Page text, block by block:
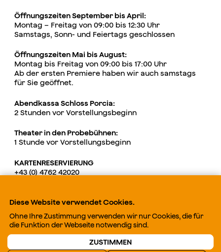
Öffnungszeiten September bis April:
Montag – Freitag von 09:00 bis 12:30 Uhr
Samstags, Sonn- und Feiertags geschlossen
Öffnungszeiten Mai bis August:
Montag bis Freitag von 09:00 bis 17:00 Uhr
Ab der ersten Premiere haben wir auch samstags
für Sie geöffnet.
Abendkassa Schloss Porcia:
2 Stunden vor Vorstellungsbeginn
Theater in den Probebühnen:
1 Stunde vor Vorstellungsbeginn
KARTENRESERVIERUNG
+43 (0) 4762 42020
Bei besonderen Bedürfnissen melden Sie sich bitte
Vorstellungsdienst, wir unterstützen Sie gerne
Diese Website verwendet Cookies.
Ohne Ihre Zustimmung verwenden wir nur Cookies, die für
die Funktion der Webseite notwendig sind.
ZUSTIMMEN